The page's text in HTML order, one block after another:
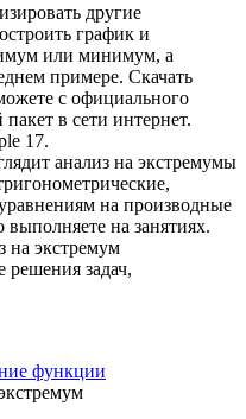
другие
график и
или минимум, а
примере. Скачать
с официального
в сети интернет.
17.
анализ на экстремумы
на производные
на занятиях.
на экстремум
решения задач,
функции